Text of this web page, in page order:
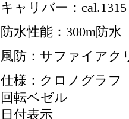
キャリバー：cal.1315
防水性能：300m防水
風防：サファイアク
仕様：クロノグラフ
回転ベゼル
日付表示